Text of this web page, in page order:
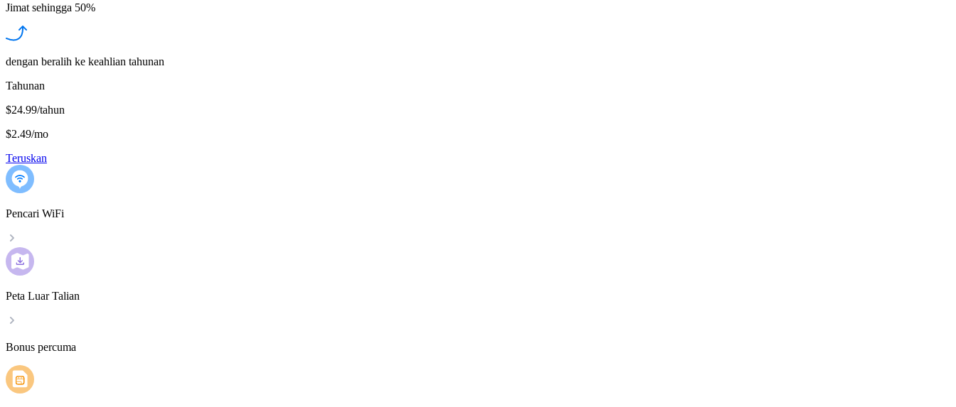
Jimat sehingga 50%
dengan beralih ke keahlian tahunan
Tahunan
$24.99/tahun
$2.49/mo
Teruskan
Pencari WiFi
Peta Luar Talian
Bonus percuma